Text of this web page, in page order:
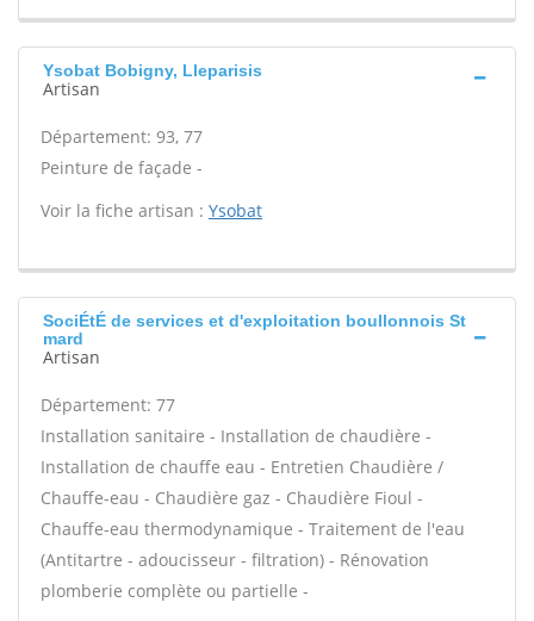
Ysobat Bobigny, Lleparisis
Artisan
Département: 93, 77
Peinture de façade -
Voir la fiche artisan : Ysobat
SociÉtÉ de services et d'exploitation boullonnois St
mard
Artisan
Département: 77
Installation sanitaire - Installation de chaudière -
Installation de chauffe eau - Entretien Chaudière /
Chauffe-eau - Chaudière gaz - Chaudière Fioul -
Chauffe-eau thermodynamique - Traitement de l'eau
(Antitartre - adoucisseur - filtration) - Rénovation
plomberie complète ou partielle -